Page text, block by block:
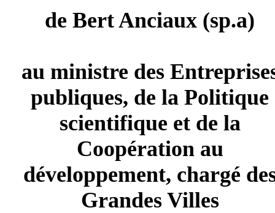
deBert Anciaux (sp.a)
au ministre des
publiques, de la Politique
scientifique et de la
Coopération au
développement, chargé
Grandes Villes